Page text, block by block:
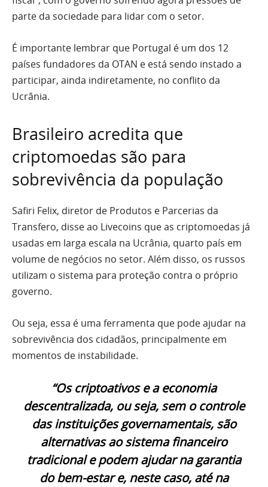
parte da sociedade para lidar com o setor.
É importante lembrar que Portugal é um dos 12
países fundadores da OTAN e está sendo instado a
participar, ainda indiretamente, no conflito da
Ucrânia.
Brasileiro acredita que
criptomoedas são para
sobrevivência da população
Safiri Felix, diretor de Produtos e Parcerias da
Transfero, disse ao Livecoins que as criptomoedas já
usadas em larga escala na Ucrânia, quarto país em
volume de negócios no setor. Além disso, os russos
utilizam o sistema para proteção contra o próprio
governo.
Ou seja, essa é uma ferramenta que pode ajudar na
sobrevivência dos cidadãos, principalmente em
momentos de instabilidade.
“Os criptoativos e a economia
descentralizada, ou seja, sem o controle
das instituições governamentais, são
alternativas ao sistema financeiro
tradicional e podem ajudar na garantia
do bem-estar e, neste caso, até na